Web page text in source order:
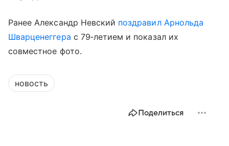
Ранее Александр Невский поздравил Арнольда
Шварценеггера с 79‑летием и показал их
совместное фото.
новость
Поделиться